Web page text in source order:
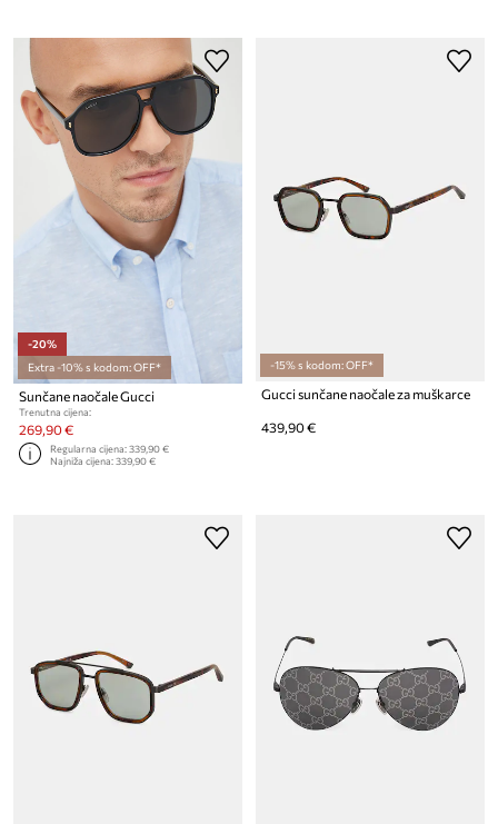
-20%
Extra -10% s kodom: OFF*
Sunčane naočale Gucci
Trenutna cijena:
269,90 €
Regularna cijena:339,90 €
Najniža cijena:339,90 €
-15% s kodom: OFF*
Gucci sunčane naočale za muškarce
439,90 €